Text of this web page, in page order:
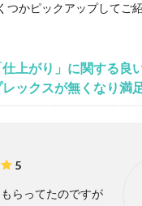
つかピックアップしてご紹
上がり」に関する良
ックスが無くなり満
5
らってたのですが